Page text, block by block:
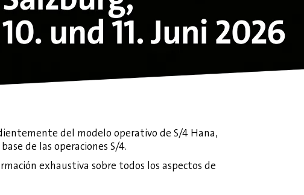
del modelo operativo de S/4 Hana,
de las operaciones S/4.
exhaustiva sobre todos los aspectos de